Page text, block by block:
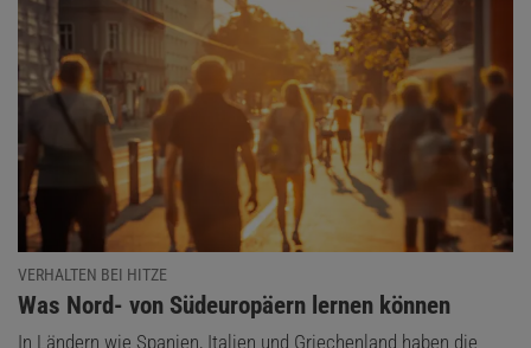
VERHALTEN BEI HITZE
:
Was Nord- von Südeuropäern lernen können
In Ländern wie Spanien, Italien und Griechenland haben die